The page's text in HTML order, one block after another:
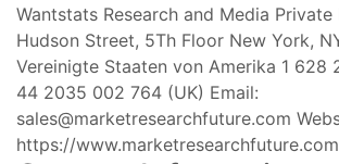
Wantstats Research and Media
Hudson Street, 5Th Floor New York,
Vereinigte Staaten von Amerika 1 628
44 2035 002 764 (UK) Email:
sales@marketresearchfuture.com
https://www.marketresearchfuture.com